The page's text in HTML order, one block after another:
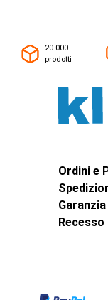
20.000
prodotti
Ordini e
Garanzia
Recesso